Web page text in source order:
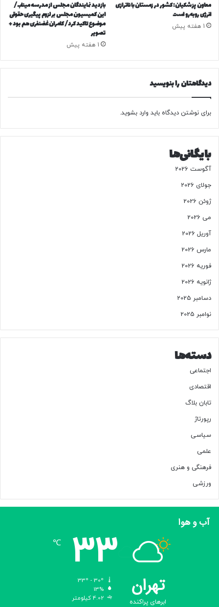
ی
س
ب
ا
ر
ن
ف
و
ش
د
گ
ن
ن
ه
ف
د
؟
معاون پزشکیان: کشور در زمستان با ناترازی
انرژی روبه‌رو است
1 هفته پیش
بازدید نمایندگان مجلس از مدرسه میناب/
این کمیسیون مجلس بر لزوم پیگیری حقوقی
موضوع تاکید کرد/ کامران غضنفری هم بود +
تصویر
1 هفته پیش
دیدگاهتان را بنویسید
برای نوشتن دیدگاه باید وارد بشوید.
بایگانی‌ها
آگوست 2026
جولای 2026
ژوئن 2026
می 2026
آوریل 2026
مارس 2026
فوریه 2026
ژانویه 2026
دسامبر 2025
نوامبر 2025
دسته‌ها
اجتماعی
اقتصادی
تابان بلاگ
رپورتاژ
سیاسی
علمی
فرهنگی و هنری
ورزشی
آب و هوا
تهران
ابرهای پراکنده
33
℃
13%
4.02 کیلومتر